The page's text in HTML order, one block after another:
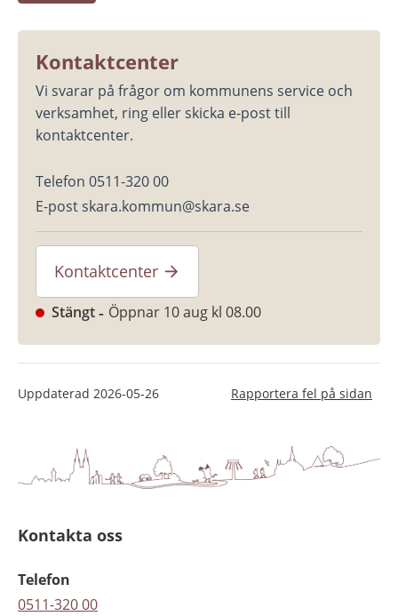
Kontaktcenter
Vi svarar på frågor om kommunens service och
verksamhet, ring eller skicka e-post till
kontaktcenter.
Telefon 0511-320 00
E-post skara.kommun@skara.se
Kontaktcenter
Stängt Öppnar 10 aug kl 08.00
Uppdaterad 2026-05-26 Rapportera fel på sidan
Kontakta oss
Telefon
0511-320 00